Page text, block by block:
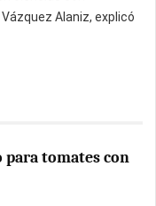
Alaniz, explicó
tomates con